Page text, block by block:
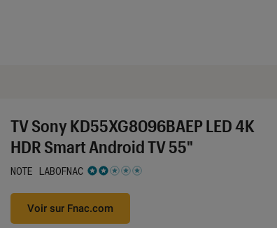
TV Sony KD55XG8096BAEP LED 4K
HDR Smart Android TV 55"
NOTE LABOFNAC
Noté 2 étoiles sur 5
Voir sur Fnac.com